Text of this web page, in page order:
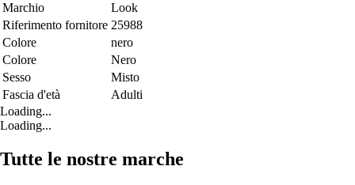
Marchio
Look
Riferimento fornitore 25988
Colore
nero
Colore
Nero
Sesso
Misto
Fascia d'età
Adulti
Loading...
Loading...
Tutte le nostre marche